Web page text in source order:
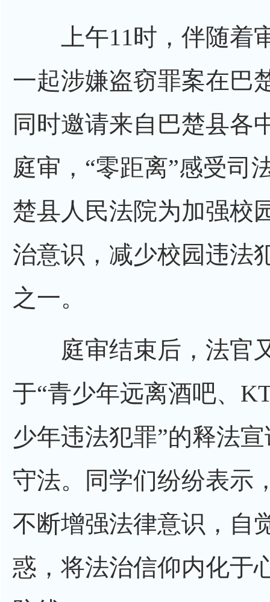
上午11时，伴随着
一起涉嫌盗窃罪案在巴
同时邀请来自巴楚县各
庭审，“零距离”感受司
楚县人民法院为加强校
治意识，减少校园违法
之一。
庭审结束后，法官
于“青少年远离酒吧、
少年违法犯罪”的释法
守法。同学们纷纷表示
不断增强法律意识，自
惑，将法治信仰内化于